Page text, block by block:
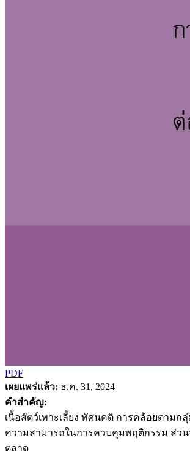
PDF
เผยแพร่แล้ว: ธ.ค. 31, 2024
คำสำคัญ:
เนื้อสัตว์เพาะเลี้ยง ทัศนคติ การคล้อยตามก
ความสามารถในการควบคุมพฤติกรรม ส่วน
ตลาด